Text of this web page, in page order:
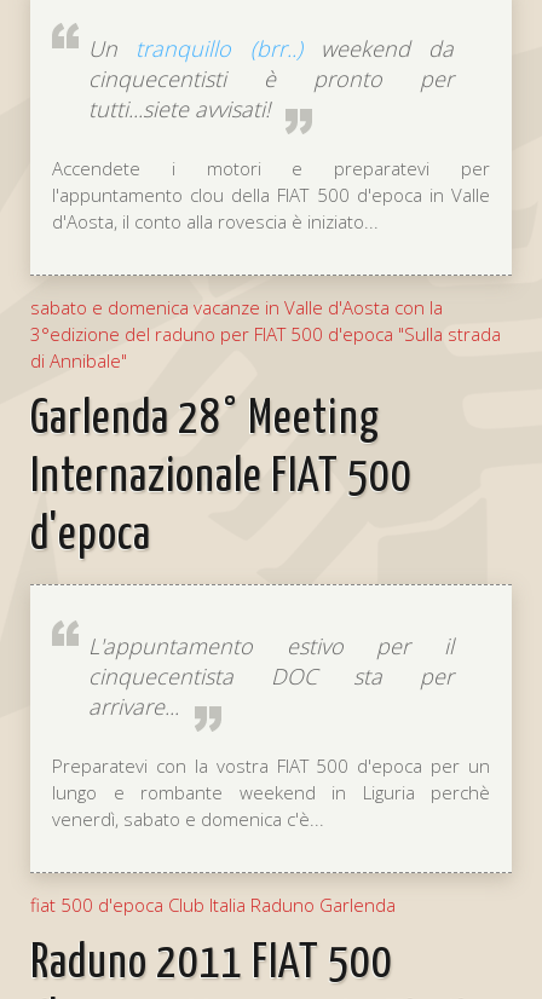
Un tranquillo (brr..)weekend da
cinquecentisti è pronto per
tutti...siete avvisati!
Accendete i motori e preparatevi per
l'appuntamento clou della FIAT 500 d'epoca in Valle
d'Aosta, il conto alla rovescia è iniziato...
sabato e domenica vacanze in Valle d'Aosta con la
3°edizione del raduno per FIAT 500 d'epoca "Sulla strada
di Annibale"
Garlenda 28° Meeting
Internazionale FIAT 500
d'epoca
L'appuntamento estivo per il
cinquecentista DOC sta per
arrivare...
Preparatevi con la vostra FIAT 500 d'epoca per un
lungo e rombante weekend in Liguria perchè
venerdì, sabato e domenica c'è...
fiat 500 d'epoca Club Italia Raduno Garlenda
Raduno 2011 FIAT 500